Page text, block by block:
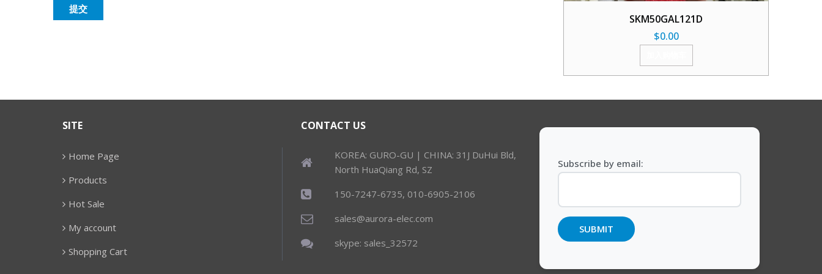
SKM50GAL121D
$0.00
SITE
Home Page
Products
Hot Sale
My account
Shopping Cart
CONTACT US
KOREA: GURO-GU | CHINA: 31J DuHui Bld,
North HuaQiang Rd, SZ
150-7247-6735, 010-6905-2106
sales@aurora-elec.com
skype: sales_32572
Subscribe by email: